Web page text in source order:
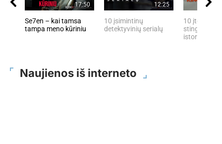
17:50
Se7en – kai tamsa
tampa meno kūriniu
12:25
10 įsimintinų
detektyvinių serialų
10 įtemptų,
stingdančių
istorijų
Naujienos iš interneto